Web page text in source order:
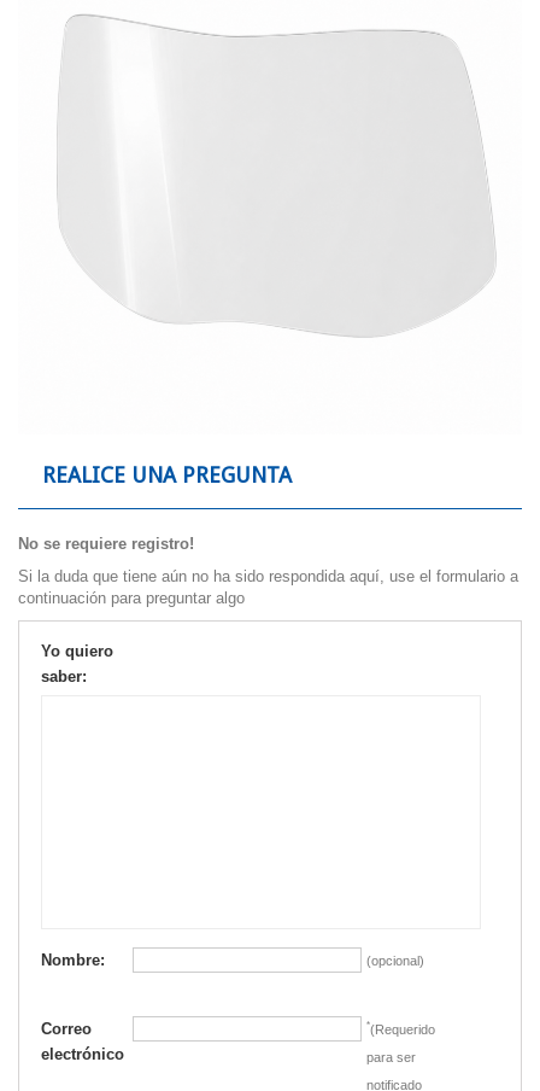
REALICE UNA PREGUNTA
No se requiere registro!
Si la duda que tiene aún no ha sido respondida aquí, use el formulario a
continuación para preguntar algo
Yo quiero
saber:
Nombre: (opcional)
Correo
electrónico
*(Requerido
para ser
notificado